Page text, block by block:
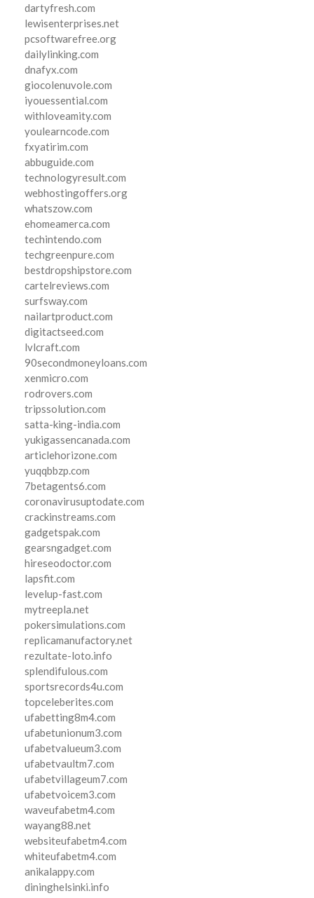
dartyfresh.com
lewisenterprises.net
pcsoftwarefree.org
dailylinking.com
dnafyx.com
giocolenuvole.com
iyouessential.com
withloveamity.com
youlearncode.com
fxyatirim.com
abbuguide.com
technologyresult.com
webhostingoffers.org
whatszow.com
ehomeamerca.com
techintendo.com
techgreenpure.com
bestdropshipstore.com
cartelreviews.com
surfsway.com
nailartproduct.com
digitactseed.com
lvlcraft.com
90secondmoneyloans.com
xenmicro.com
rodrovers.com
tripssolution.com
satta-king-india.com
yukigassencanada.com
articlehorizone.com
yuqqbbzp.com
7betagents6.com
coronavirusuptodate.com
crackinstreams.com
gadgetspak.com
gearsngadget.com
hireseodoctor.com
lapsfit.com
levelup-fast.com
mytreepla.net
pokersimulations.com
replicamanufactory.net
rezultate-loto.info
splendifulous.com
sportsrecords4u.com
topceleberites.com
ufabetting8m4.com
ufabetunionum3.com
ufabetvalueum3.com
ufabetvaultm7.com
ufabetvillageum7.com
ufabetvoicem3.com
waveufabetm4.com
wayang88.net
websiteufabetm4.com
whiteufabetm4.com
anikalappy.com
dininghelsinki.info